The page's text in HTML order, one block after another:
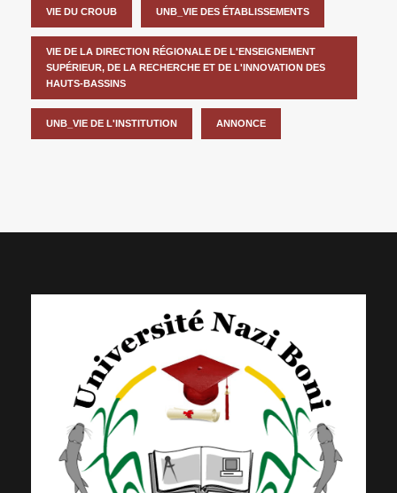
VIE DU CROUB UNB_VIE DES ÉTABLISSEMENTS
VIE DE LA DIRECTION RÉGIONALE DE L'ENSEIGNEMENT
SUPÉRIEUR, DE LA RECHERCHE ET DE L'INNOVATION DES
HAUTS-BASSINS
UNB_VIE DE L'INSTITUTION ANNONCE